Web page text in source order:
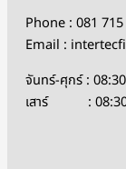
Phone : 081
Email :
จันทร์-ศุกร์ :
เสาร์ : 08:30